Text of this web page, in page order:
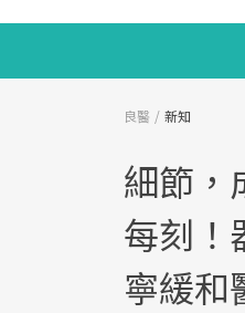
良醫 新知
細節，
每刻！
寧緩和